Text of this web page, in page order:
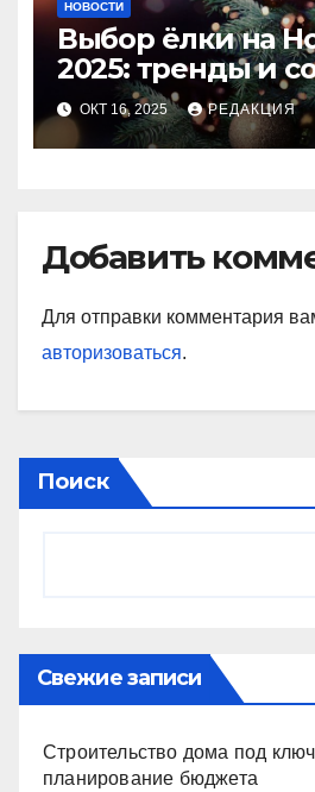
НОВОСТИ
Выбор ёлки на
2025: тренды и
идеального
ОКТ 16, 2025 РЕДАКЦИЯ
Добавить
Для отправки комментария
авторизоваться.
Поиск
Свежие записи
Строительство дома под
планирование бюджета